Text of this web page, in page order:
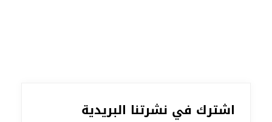
اشترك في نشرتنا البريدية